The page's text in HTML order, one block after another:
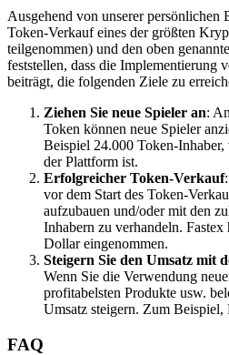
Ausgehend von unserer persönlichen
Token-Verkauf eines der größten
teilgenommen) und den oben
feststellen, dass die Implementierung
beiträgt, die folgenden Ziele zu
Ziehen Sie neue Spieler an:
Token können neue Spieler
Beispiel 24.000 Token-
der Plattform ist.
Erfolgreicher Token-Verkauf
vor dem Start des Token-
aufzubauen und/oder mit den
Inhabern zu verhandeln.
Dollar eingenommen.
Steigern Sie den Umsatz mit
Wenn Sie die Verwendung
profitabelsten Produkte usw.
Umsatz steigern. Zum Beispiel,
FAQ